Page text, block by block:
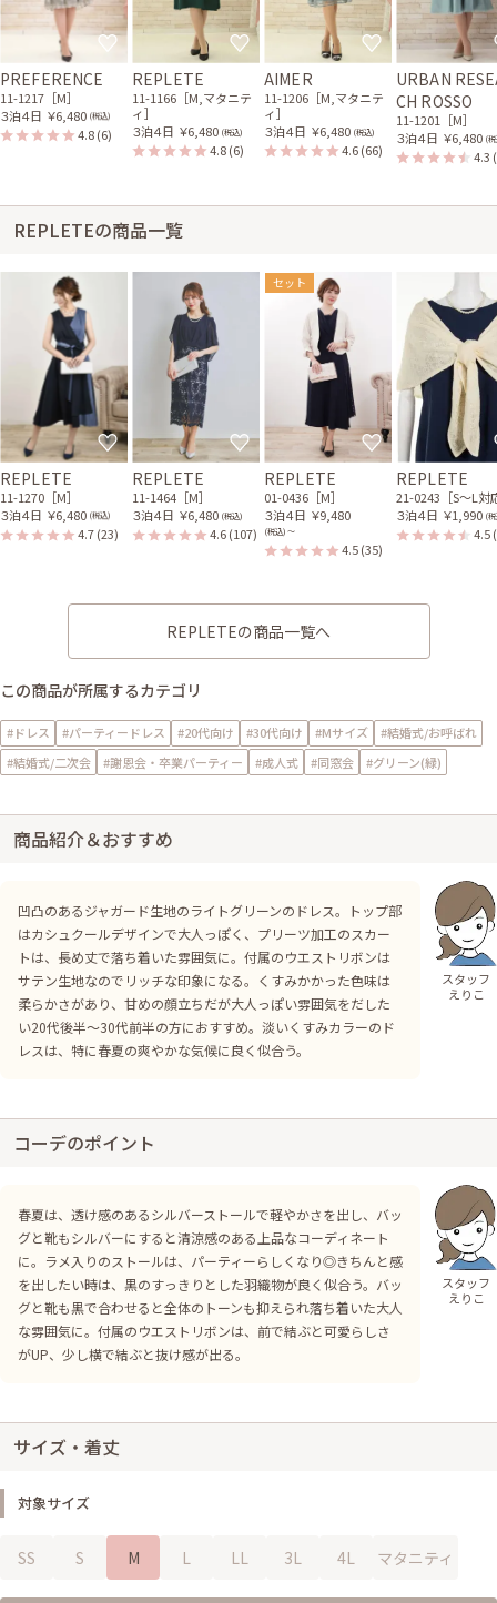
PREFERENCE
11-1217［M］
３泊４日 ￥6,480 (税込)
4.8(6)
REPLETE
11-1166［M,マタニテ
ィ］
３泊４日 ￥6,480 (税込)
4.8(6)
AIMER
11-1206［M,マタニテ
ィ］
３泊４日 ￥6,480 (税込)
4.6(66)
URBAN
CH ROSSO
11-1201［M］
３泊４日 ￥6,480 (
4.3
REPLETEの商品一覧
REPLETE
11-1270［M］
３泊４日 ￥6,480 (税込)
4.7(23)
REPLETE
11-1464［M］
３泊４日 ￥6,480 (税込)
4.6(107)
セット
REPLETE
01-0436［M］
３泊４日 ￥9,480
(税込) 〜
4.5(35)
REPLETE
21-0243［S〜L対
３泊４日 ￥1,990 (
4.5
REPLETEの商品一覧へ
この商品が所属するカテゴリ
#ドレス #パーティードレス #20代向け #30代向け #Mサイズ
#結婚式/お呼ばれ
#結婚式/二次会
#謝恩会・卒業パーティー #成人式 #同窓会 #グリーン(緑)
商品紹介＆おすすめ
凹凸のあるジャガード生地のライトグリーンのドレス。トップ部
はカシュクールデザインで大人っぽく、プリーツ加工のスカー
トは、長め丈で落ち着いた雰囲気に。付属のウエストリボンは
サテン生地なのでリッチな印象になる。くすみかかった色味は
柔らかさがあり、甘めの顔立ちだが大人っぽい雰囲気をだした
い20代後半〜30代前半の方におすすめ。淡いくすみカラーのド
レスは、特に春夏の爽やかな気候に良く似合う。
スタッフ
えりこ
コーデのポイント
春夏は、透け感のあるシルバーストールで軽やかさを出し、バッ
グと靴もシルバーにすると清涼感のある上品なコーディネート
に。ラメ入りのストールは、パーティーらしくなり◎きちんと感
を出したい時は、黒のすっきりとした羽織物が良く似合う。バッ
グと靴も黒で合わせると全体のトーンも抑えられ落ち着いた大人
な雰囲気に。付属のウエストリボンは、前で結ぶと可愛らしさ
がUP、少し横で結ぶと抜け感が出る。
スタッフ
えりこ
サイズ・着丈
対象サイズ
SS S M L LL 3L 4L マタニティ